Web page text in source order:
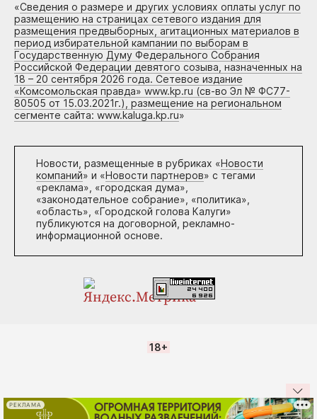
«Сведения о размере и других условиях оплаты услуг по
размещению на страницах сетевого издания для
размещения предвыборных, агитационных материалов в
период избирательной кампании по выборам в
Государственную Думу Федерального Собрания
Российской Федерации девятого созыва, назначенных на
18 – 20 сентября 2026 года. Сетевое издание
«Комсомольская правда» www.kp.ru (св-во Эл № ФС77-
80505 от 15.03.2021г.), размещение на региональном
сегменте сайта: www.kaluga.kp.ru»
Новости, размещенные в рубриках «Новости
компаний» и «Новости партнеров» с тегами
«реклама», «городская дума»,
«законодательное собрание», «политика»,
«область», «Городской голова Калуги»
публикуются на договорной, рекламно-
информационной основе.
18+
РЕКЛАМА